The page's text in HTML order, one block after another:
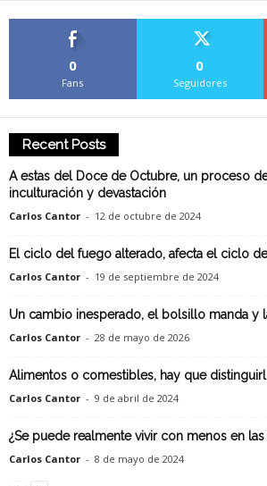
0
Fans
0
Seguidores
Recent Posts
A estas del Doce de Octubre, un proceso
inculturación y devastación
Carlos Cantor - 12 de octubre de 2024
El ciclo del fuego alterado, afecta el ciclo
Carlos Cantor - 19 de septiembre de 2024
Un cambio inesperado, el bolsillo manda y
Carlos Cantor - 28 de mayo de 2026
Alimentos o comestibles, hay que
Carlos Cantor - 9 de abril de 2024
¿Se puede realmente vivir con menos en
Carlos Cantor - 8 de mayo de 2024